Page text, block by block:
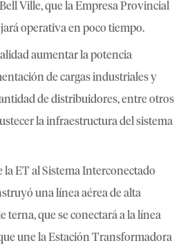
Ville, que la Empresa Provincial
operativa en poco tiempo.
aumentar la potencia
de cargas industriales y
de distribuidores, entre otros
la infraestructura del sistema
la ET al Sistema Interconectado
una línea aérea de alta
terna, que se conectará a la línea
une la Estación Transformadora